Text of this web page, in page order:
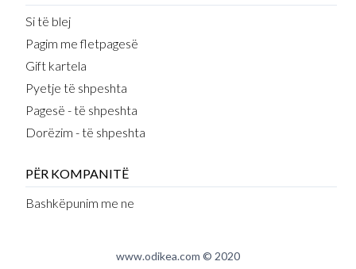
Si të blej
Pagim me fletpagesë
Gift kartela
Pyetje të shpeshta
Pagesë - të shpeshta
Dorëzim - të shpeshta
PËR KOMPANITË
Bashkëpunim me ne
www.odikea.com © 2020